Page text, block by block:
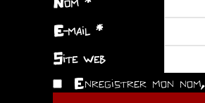
E-mail *
Site web
Enregistrer mon